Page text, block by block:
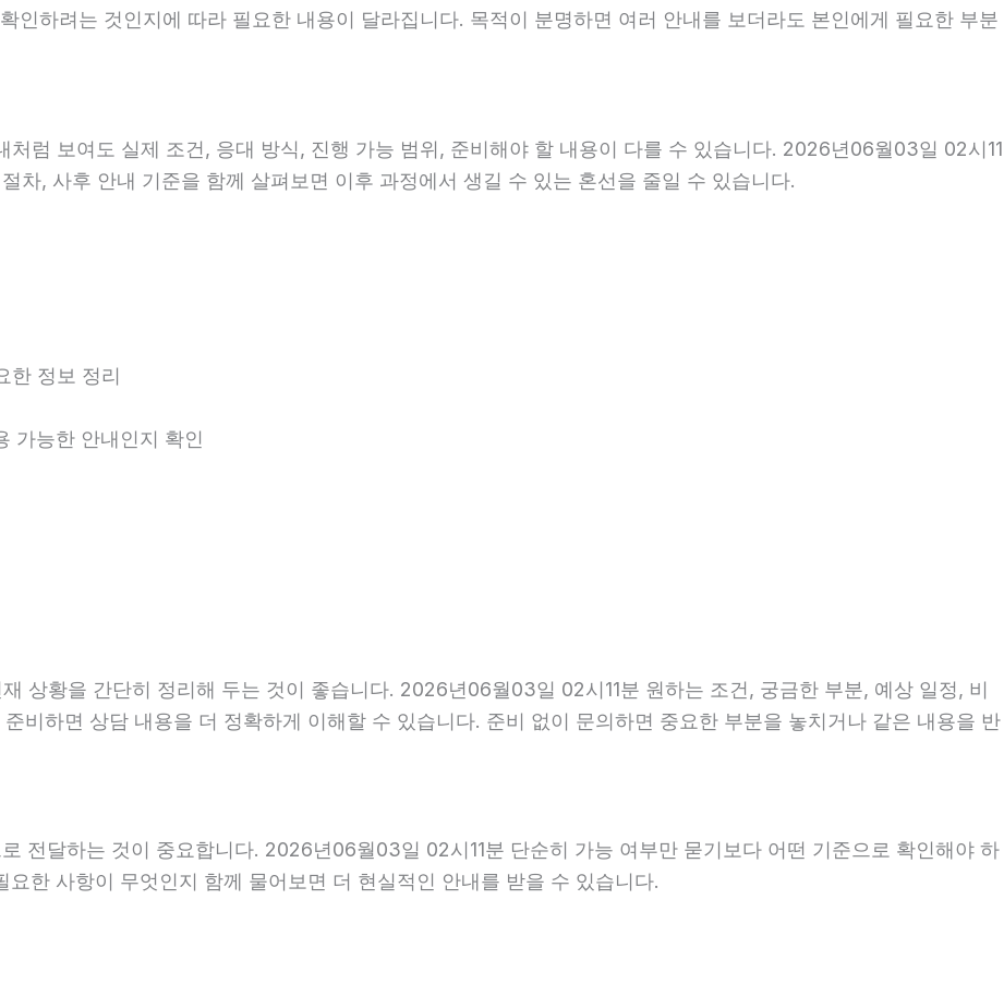
인하려는 것인지에 따라 필요한 내용이 달라집니다. 목적이 분명하면 여러 안내를 보더라도 본인에게 필요한 부분
럼 보여도 실제 조건, 응대 방식, 진행 가능 범위, 준비해야 할 내용이 다를 수 있습니다. 2026년06월03일 02시11
차, 사후 안내 기준을 함께 살펴보면 이후 과정에서 생길 수 있는 혼선을 줄일 수 있습니다.
한 정보 정리
가능한 안내인지 확인
상황을 간단히 정리해 두는 것이 좋습니다. 2026년06월03일 02시11분 원하는 조건, 궁금한 부분, 예상 일정, 비
비하면 상담 내용을 더 정확하게 이해할 수 있습니다. 준비 없이 문의하면 중요한 부분을 놓치거나 같은 내용을 반
전달하는 것이 중요합니다. 2026년06월03일 02시11분 단순히 가능 여부만 묻기보다 어떤 기준으로 확인해야 하
한 사항이 무엇인지 함께 물어보면 더 현실적인 안내를 받을 수 있습니다.